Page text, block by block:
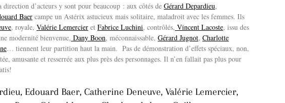
d’acteurs y sont pour beaucoup : aux côtés de Gérard Depardieu,
Baer campe un Astérix astucieux mais solitaire, maladroit avec les femmes. Ils
, royale, Valérie Lemercier et Fabrice Luchini, contrôlés, Vincent Lacoste, issu des
modernité bienvenue, Dany Boon, méconnaissable, Gérard Jugnot, Charlotte
… tiennent leur partition haut la main. Pas de démonstration d’effets spéciaux, non,
amusante et resserrée aux plus près des personnages. Il n’en fallait pas plus pour
Edouard Baer, Catherine Deneuve, Valérie Lemercier,